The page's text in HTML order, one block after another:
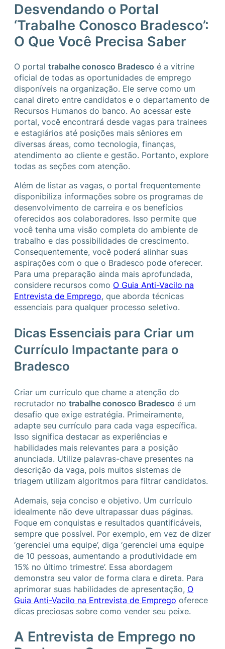
Desvendando o Portal
‘Trabalhe Conosco Bradesco’:
O Que Você Precisa Saber
O portal trabalhe conosco Bradesco é a vitrine
oficial de todas as oportunidades de emprego
disponíveis na organização. Ele serve como um
canal direto entre candidatos e o departamento de
Recursos Humanos do banco. Ao acessar este
portal, você encontrará desde vagas para trainees
e estagiários até posições mais sêniores em
diversas áreas, como tecnologia, finanças,
atendimento ao cliente e gestão. Portanto, explore
todas as seções com atenção.
Além de listar as vagas, o portal frequentemente
disponibiliza informações sobre os programas de
desenvolvimento de carreira e os benefícios
oferecidos aos colaboradores. Isso permite que
você tenha uma visão completa do ambiente de
trabalho e das possibilidades de crescimento.
Consequentemente, você poderá alinhar suas
aspirações com o que o Bradesco pode oferecer.
Para uma preparação ainda mais aprofundada,
considere recursos como O Guia Anti-Vacilo na
Entrevista de Emprego, que aborda técnicas
essenciais para qualquer processo seletivo.
Dicas Essenciais para Criar um
Currículo Impactante para o
Bradesco
Criar um currículo que chame a atenção do
recrutador no trabalhe conosco Bradesco é um
desafio que exige estratégia. Primeiramente,
adapte seu currículo para cada vaga específica.
Isso significa destacar as experiências e
habilidades mais relevantes para a posição
anunciada. Utilize palavras-chave presentes na
descrição da vaga, pois muitos sistemas de
triagem utilizam algoritmos para filtrar candidatos.
Ademais, seja conciso e objetivo. Um currículo
idealmente não deve ultrapassar duas páginas.
Foque em conquistas e resultados quantificáveis,
sempre que possível. Por exemplo, em vez de dizer
‘gerenciei uma equipe’, diga ‘gerenciei uma equipe
de 10 pessoas, aumentando a produtividade em
15% no último trimestre’. Essa abordagem
demonstra seu valor de forma clara e direta. Para
aprimorar suas habilidades de apresentação, O
Guia Anti-Vacilo na Entrevista de Emprego oferece
dicas preciosas sobre como vender seu peixe.
A Entrevista de Emprego no